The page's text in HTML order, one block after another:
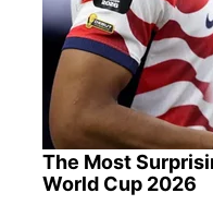
The Most
World Cup 2026